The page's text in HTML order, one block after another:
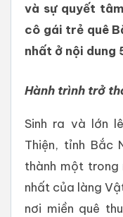
và sự quyết
cô gái trẻ quê
nhất ở nội dung
Hành trình trở
Sinh ra và lớn
Thiện, tỉnh Bắc
thành một
nhất của làng
nơi miền quê